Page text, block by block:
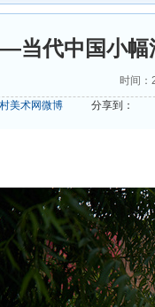
当代中国小幅
时间
美术网微博
分享到：